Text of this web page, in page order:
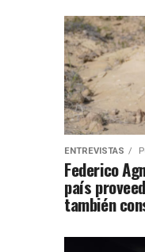
ENTREVISTAS
Federico
país
también